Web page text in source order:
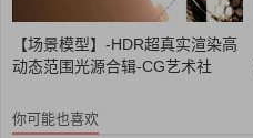
【场景模型】-HDR超真实渲染高
动态范围光源合辑-CG艺术社
你可能也喜欢